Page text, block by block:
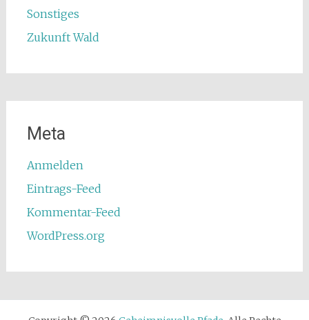
Sonstiges
Zukunft Wald
Meta
Anmelden
Eintrags-Feed
Kommentar-Feed
WordPress.org